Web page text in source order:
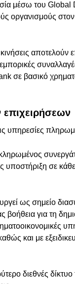
μέσω του
οργανισμούς
αποτελούν
σε βασικό
επιχειρήσεων
υπηρεσίες
σε κάθε
ως σημείο
για τη
και με
διεθνές